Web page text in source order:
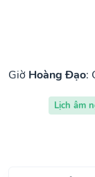
Giờ Hoàng Đạo:
Lịch âm